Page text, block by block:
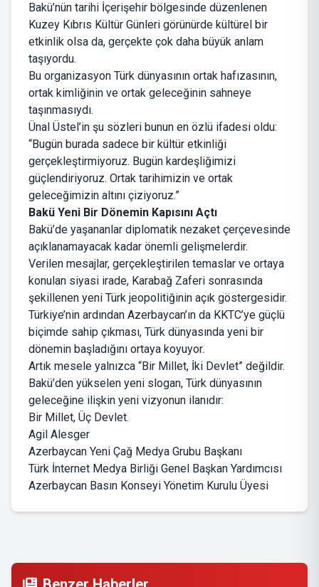
Bakü’nün tarihi İçerişehir bölgesinde düzenlenen
Kuzey Kıbrıs Kültür Günleri görünürde kültürel bir
etkinlik olsa da, gerçekte çok daha büyük anlam
taşıyordu.
Bu organizasyon Türk dünyasının ortak hafızasının,
ortak kimliğinin ve ortak geleceğinin sahneye
taşınmasıydı.
Ünal Üstel’in şu sözleri bunun en özlü ifadesi oldu:
“Bugün burada sadece bir kültür etkinliği
gerçekleştirmiyoruz. Bugün kardeşliğimizi
güçlendiriyoruz. Ortak tarihimizin ve ortak
geleceğimizin altını çiziyoruz.”
Bakü Yeni Bir Dönemin Kapısını Açtı
Bakü’de yaşananlar diplomatik nezaket çerçevesinde
açıklanamayacak kadar önemli gelişmelerdir.
Verilen mesajlar, gerçekleştirilen temaslar ve ortaya
konulan siyasi irade, Karabağ Zaferi sonrasında
şekillenen yeni Türk jeopolitiğinin açık göstergesidir.
Türkiye’nin ardından Azerbaycan’ın da KKTC’ye güçlü
biçimde sahip çıkması, Türk dünyasında yeni bir
dönemin başladığını ortaya koyuyor.
Artık mesele yalnızca “Bir Millet, İki Devlet” değildir.
Bakü’den yükselen yeni slogan, Türk dünyasının
geleceğine ilişkin yeni vizyonun ilanıdır:
Bir Millet, Üç Devlet.
Agil Alesger
Azerbaycan Yeni Çağ Medya Grubu Başkanı
Türk İnternet Medya Birliği Genel Başkan Yardımcısı
Azerbaycan Basın Konseyi Yönetim Kurulu Üyesi